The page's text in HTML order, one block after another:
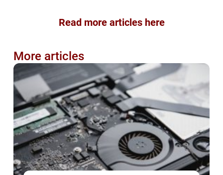
Read more articles here
More articles